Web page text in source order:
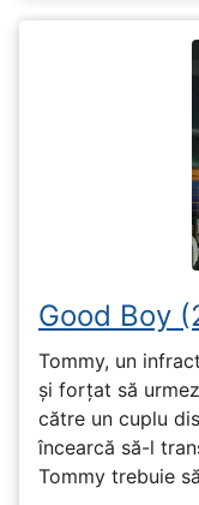
Good Boy
Tommy, un
și forțat să
către un cuplu
încearcă să-l
Tommy trebuie